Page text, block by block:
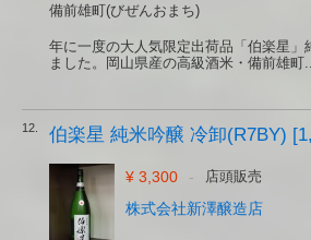
備前雄町(びぜんおまち)
年に一度の大人気限定出荷品「伯楽星」
ました。岡山県産の高級酒米・備前雄町
12. 伯楽星 純米吟醸 冷卸(R7BY)
¥ 3,300 - 店頭販売
株式会社新澤醸造店